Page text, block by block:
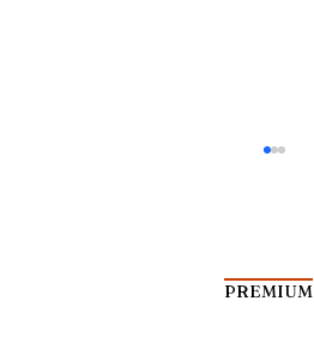
PREMIUM